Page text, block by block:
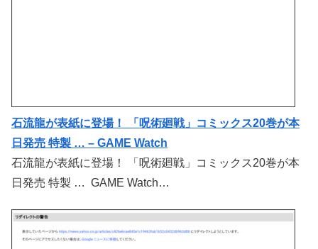
石流龍が表紙に登場！ 「呪術廻戦」コミックス20巻が本
日発売 特製 … – GAME Watch
石流龍が表紙に登場！ 「呪術廻戦」コミックス20巻が本
日発売 特製 … GAME Watch…